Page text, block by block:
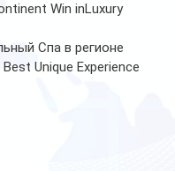
Win inLuxury
Спа в регионе
Unique Experience